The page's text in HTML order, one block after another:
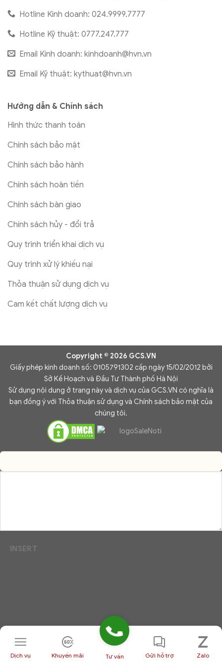
Hotline Kinh doanh: 024.9999.7777
Hotline Kỹ thuật: 0777.247.777
Email Kinh doanh: kinhdoanh@hvn.vn
Email Kỹ thuật: kythuat@hvn.vn
Hướng dẫn & Chính sách
Hình thức thanh toán
Chính sách bảo mật
Chính sách bảo hành
Chính sách hoàn tiền
Chính sách bàn giao
Chính sách hủy - đổi trả
Quy trình triển khai dịch vụ
Quy trình xử lý khiếu nại
Thỏa thuận sử dụng dịch vụ
Cam kết chất lượng dịch vụ
Copyright © 2026 GCS.VN
Giấy phép kinh doanh số: 0105791302 cấp ngày 15/02/2012 bởi
Sở Kế Hoạch và Đầu Tư Thành phố Hà Nội
Sử dụng nội dung ở trang này và dịch vụ của GCS.VN có nghĩa là
bạn đồng ý với Thỏa thuận sử dụng và Chính sách bảo mật của
chúng tôi.
Dịch vụ Khuyến mãi Tư vấn Gửi hỗ trợ Zalo
INSERT